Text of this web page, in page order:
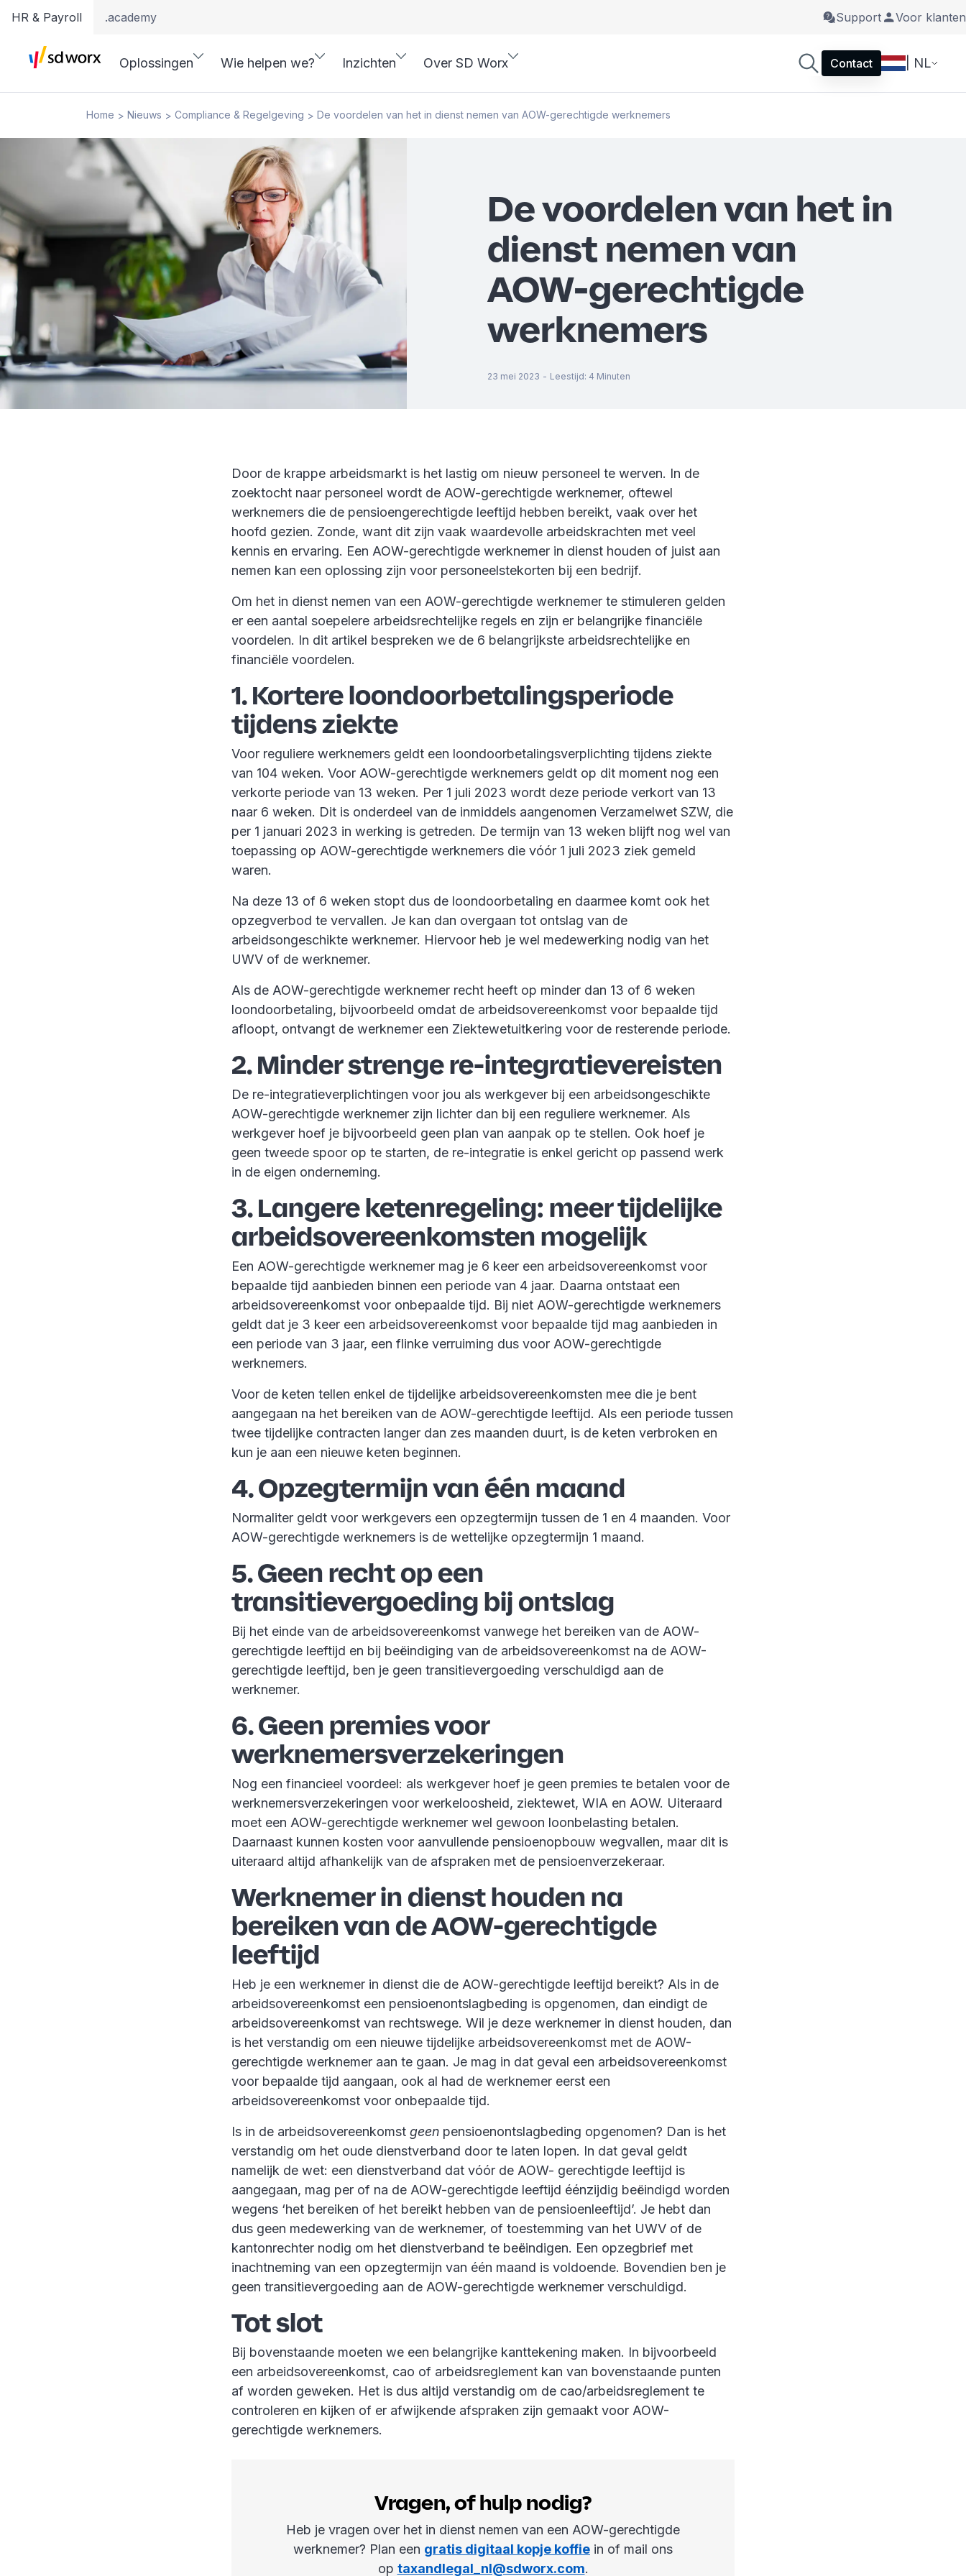
HR & Payroll .academy Support Voor klanten
Oplossingen Wie helpen we? Inzichten Over SD Worx Contact | NL
Home > Nieuws > Compliance & Regelgeving > De voordelen van het in dienst nemen van AOW-gerechtigde werknemers
De voordelen van het in
dienst nemen van
AOW-gerechtigde
werknemers
23 mei 2023 - Leestijd: 4 Minuten
Door de krappe arbeidsmarkt is het lastig om nieuw personeel te werven. In de
zoektocht naar personeel wordt de AOW-gerechtigde werknemer, oftewel
werknemers die de pensioengerechtigde leeftijd hebben bereikt, vaak over het
hoofd gezien. Zonde, want dit zijn vaak waardevolle arbeidskrachten met veel
kennis en ervaring. Een AOW-gerechtigde werknemer in dienst houden of juist aan
nemen kan een oplossing zijn voor personeelstekorten bij een bedrijf.
Om het in dienst nemen van een AOW-gerechtigde werknemer te stimuleren gelden
er een aantal soepelere arbeidsrechtelijke regels en zijn er belangrijke financiële
voordelen. In dit artikel bespreken we de 6 belangrijkste arbeidsrechtelijke en
financiële voordelen.
1. Kortere loondoorbetalingsperiode
tijdens ziekte
Voor reguliere werknemers geldt een loondoorbetalingsverplichting tijdens ziekte
van 104 weken. Voor AOW-gerechtigde werknemers geldt op dit moment nog een
verkorte periode van 13 weken. Per 1 juli 2023 wordt deze periode verkort van 13
naar 6 weken. Dit is onderdeel van de inmiddels aangenomen Verzamelwet SZW, die
per 1 januari 2023 in werking is getreden. De termijn van 13 weken blijft nog wel van
toepassing op AOW-gerechtigde werknemers die vóór 1 juli 2023 ziek gemeld
waren.
Na deze 13 of 6 weken stopt dus de loondoorbetaling en daarmee komt ook het
opzegverbod te vervallen. Je kan dan overgaan tot ontslag van de
arbeidsongeschikte werknemer. Hiervoor heb je wel medewerking nodig van het
UWV of de werknemer.
Als de AOW-gerechtigde werknemer recht heeft op minder dan 13 of 6 weken
loondoorbetaling, bijvoorbeeld omdat de arbeidsovereenkomst voor bepaalde tijd
afloopt, ontvangt de werknemer een Ziektewetuitkering voor de resterende periode.
2. Minder strenge re-integratievereisten
De re-integratieverplichtingen voor jou als werkgever bij een arbeidsongeschikte
AOW-gerechtigde werknemer zijn lichter dan bij een reguliere werknemer. Als
werkgever hoef je bijvoorbeeld geen plan van aanpak op te stellen. Ook hoef je
geen tweede spoor op te starten, de re-integratie is enkel gericht op passend werk
in de eigen onderneming.
3. Langere ketenregeling: meer tijdelijke
arbeidsovereenkomsten mogelijk
Een AOW-gerechtigde werknemer mag je 6 keer een arbeidsovereenkomst voor
bepaalde tijd aanbieden binnen een periode van 4 jaar. Daarna ontstaat een
arbeidsovereenkomst voor onbepaalde tijd. Bij niet AOW-gerechtigde werknemers
geldt dat je 3 keer een arbeidsovereenkomst voor bepaalde tijd mag aanbieden in
een periode van 3 jaar, een flinke verruiming dus voor AOW-gerechtigde
werknemers.
Voor de keten tellen enkel de tijdelijke arbeidsovereenkomsten mee die je bent
aangegaan na het bereiken van de AOW-gerechtigde leeftijd. Als een periode tussen
twee tijdelijke contracten langer dan zes maanden duurt, is de keten verbroken en
kun je aan een nieuwe keten beginnen.
4. Opzegtermijn van één maand
Normaliter geldt voor werkgevers een opzegtermijn tussen de 1 en 4 maanden. Voor
AOW-gerechtigde werknemers is de wettelijke opzegtermijn 1 maand.
5. Geen recht op een
transitievergoeding bij ontslag
Bij het einde van de arbeidsovereenkomst vanwege het bereiken van de AOW-
gerechtigde leeftijd en bij beëindiging van de arbeidsovereenkomst na de AOW-
gerechtigde leeftijd, ben je geen transitievergoeding verschuldigd aan de
werknemer.
6. Geen premies voor
werknemersverzekeringen
Nog een financieel voordeel: als werkgever hoef je geen premies te betalen voor de
werknemersverzekeringen voor werkeloosheid, ziektewet, WIA en AOW. Uiteraard
moet een AOW-gerechtigde werknemer wel gewoon loonbelasting betalen.
Daarnaast kunnen kosten voor aanvullende pensioenopbouw wegvallen, maar dit is
uiteraard altijd afhankelijk van de afspraken met de pensioenverzekeraar.
Werknemer in dienst houden na
bereiken van de AOW-gerechtigde
leeftijd
Heb je een werknemer in dienst die de AOW-gerechtigde leeftijd bereikt? Als in de
arbeidsovereenkomst een pensioenontslagbeding is opgenomen, dan eindigt de
arbeidsovereenkomst van rechtswege. Wil je deze werknemer in dienst houden, dan
is het verstandig om een nieuwe tijdelijke arbeidsovereenkomst met de AOW-
gerechtigde werknemer aan te gaan. Je mag in dat geval een arbeidsovereenkomst
voor bepaalde tijd aangaan, ook al had de werknemer eerst een
arbeidsovereenkomst voor onbepaalde tijd.
Is in de arbeidsovereenkomst geen pensioenontslagbeding opgenomen? Dan is het
verstandig om het oude dienstverband door te laten lopen. In dat geval geldt
namelijk de wet: een dienstverband dat vóór de AOW- gerechtigde leeftijd is
aangegaan, mag per of na de AOW-gerechtigde leeftijd éénzijdig beëindigd worden
wegens ‘het bereiken of het bereikt hebben van de pensioenleeftijd’. Je hebt dan
dus geen medewerking van de werknemer, of toestemming van het UWV of de
kantonrechter nodig om het dienstverband te beëindigen. Een opzegbrief met
inachtneming van een opzegtermijn van één maand is voldoende. Bovendien ben je
geen transitievergoeding aan de AOW-gerechtigde werknemer verschuldigd.
Tot slot
Bij bovenstaande moeten we een belangrijke kanttekening maken. In bijvoorbeeld
een arbeidsovereenkomst, cao of arbeidsreglement kan van bovenstaande punten
af worden geweken. Het is dus altijd verstandig om de cao/arbeidsreglement te
controleren en kijken of er afwijkende afspraken zijn gemaakt voor AOW-
gerechtigde werknemers.
Vragen, of hulp nodig?
Heb je vragen over het in dienst nemen van een AOW-gerechtigde
werknemer? Plan een gratis digitaal kopje koffie in of mail ons
op taxandlegal_nl@sdworx.com.